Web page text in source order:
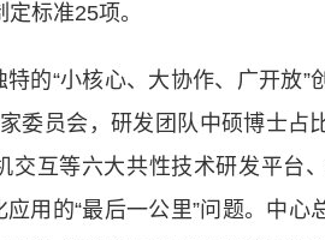
标准25项。
“小核心、大协作、广开放”
委员会，研发团队中硕博士占
交互等六大共性技术研发平台
用的“最后一公里”问题。中心